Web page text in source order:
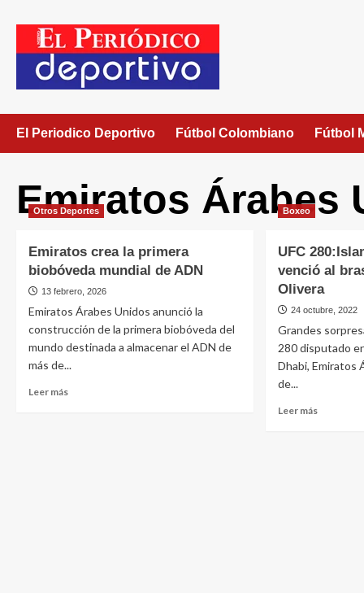
El Periodico Deportivo Fútbol Colombiano Fútbol
Emiratos Árabes
Otros Deportes
Emiratos crea la primera
biobóveda mundial de ADN
13 febrero, 2026
Emiratos Árabes Unidos anunció la
construcción de la primera biobóveda del
mundo destinada a almacenar el ADN de
más de...
Leer más
Boxeo
UFC
venció al
Olivera
24 octubre, 2022
Grandes
280 disputado
Dhabi, Emiratos
de...
Leer más